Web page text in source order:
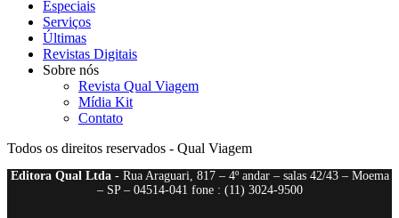
Especiais
Serviços
Últimas
Revistas Digitais
Sobre nós
Revista Qual Viagem
Mídia Kit
Contato
Todos os direitos reservados - Qual Viagem
Editora Qual Ltda- Rua Araguari, 817 – 4º andar – salas 42/43 – Moema
– SP – 04514-041 fone : (11) 3024-9500